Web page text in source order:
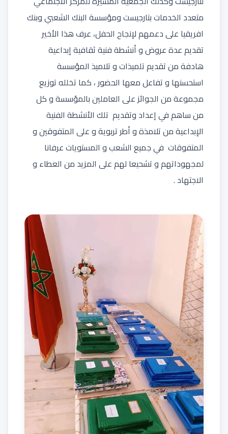
متعدد الخدمات بتارجيست ومؤسسة البنك الشعبي وبنك
افريقيا على دعمهم لإنجاح الحفل، عرف هذا الأخير
تقديم عدة عروض و أنشطة فنية ثقافية إبداعية
هادفة من تقديم تلميذات و تلاميذ المؤسسة
استحسنها و تفاعل معها الحضور ، كما تخلله توزيع
مجموعة من الجوائز على العاملين بالمؤسسة و كل
من ساهم في إعداد وتقديم تلك الأنشطة الفنية
الإبداعية من تلامذة و أطر تربوية و على المتفوقين و
المتفوقات في جميع الشعب و المستويات عرفانا
لمجهوداتهم و تشحيعا لهم على المزيد من العطاء و
الاجتهاد .